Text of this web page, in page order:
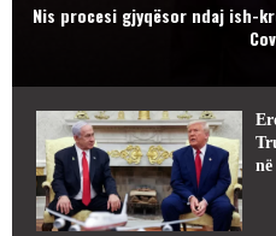
Nis procesi gjyqësor ndaj ish-